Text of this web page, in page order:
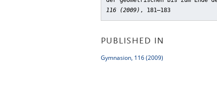
116 (2009) , 181–183
PUBLISHED IN
Gymnasion, 116 (2009)